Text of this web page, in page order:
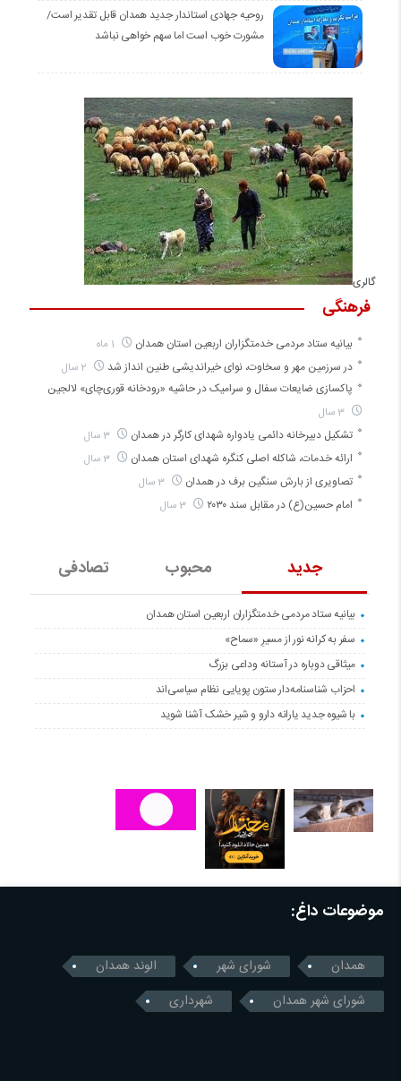
روحیه جهادی استاندار جدید همدان قابل تقدیر است/
مشورت خوب است اما سهم خواهی نباشد
گالری
جدید محبوب تصادفی
بیانیه ستاد مردمی خدمتگزاران اربعین استان همدان
سفر به کرانه‌ نور از مسیرِ «سماح»
میثاقی دوباره در آستانه‌ وداعی بزرگ
احزاب شناسنامه‌دار ستون پویایی نظام سیاسی‌اند
با شیوه جدید یارانه دارو و شیر خشک آشنا شوید
فرهنگی
بیانیه ستاد مردمی خدمتگزاران اربعین استان همدان
در سرزمین مهر و سخاوت، نوای خیراندیشی طنین انداز شد
پاکسازی ضایعات سفال و سرامیک در حاشیه «رودخانه قوری‌چای» لالجین
3 سال
تشکیل دبیرخانه دائمی یادواره شهدای کارگر در همدان 3 سال
ارائه خدمات، شاکله اصلی کنگره شهدای استان همدان 3 سال
تصاویری از بارش سنگین برف در همدان 3 سال
امام حسین(ع) در مقابل سند ۲۰۳۰ 3 سال
موضوعات داغ:
همدان شورای شهر
الوند همدان
شورای شهر همدان
شهرداری